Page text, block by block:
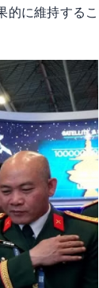
的に維持するこ